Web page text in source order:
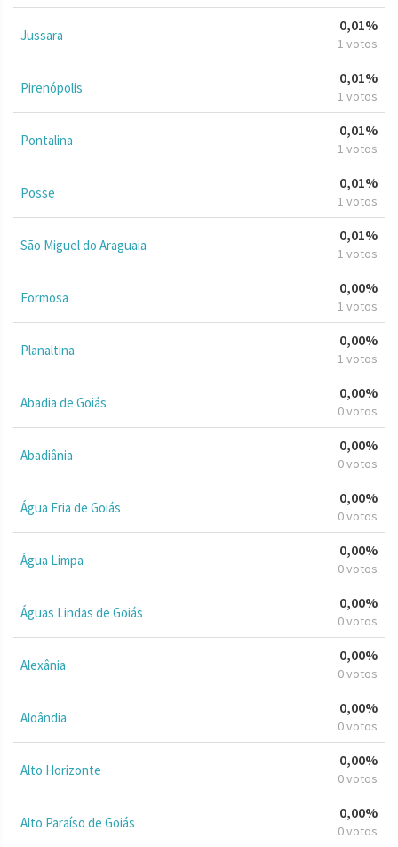
Jussara
0,01%
1 votos
Pirenópolis
0,01%
1 votos
Pontalina
0,01%
1 votos
Posse
0,01%
1 votos
São Miguel do Araguaia
0,01%
1 votos
Formosa
0,00%
1 votos
Planaltina
0,00%
1 votos
Abadia de Goiás
0,00%
0 votos
Abadiânia
0,00%
0 votos
Água Fria de Goiás
0,00%
0 votos
Água Limpa
0,00%
0 votos
Águas Lindas de Goiás
0,00%
0 votos
Alexânia
0,00%
0 votos
Aloândia
0,00%
0 votos
Alto Horizonte
0,00%
0 votos
Alto Paraíso de Goiás
0,00%
0 votos